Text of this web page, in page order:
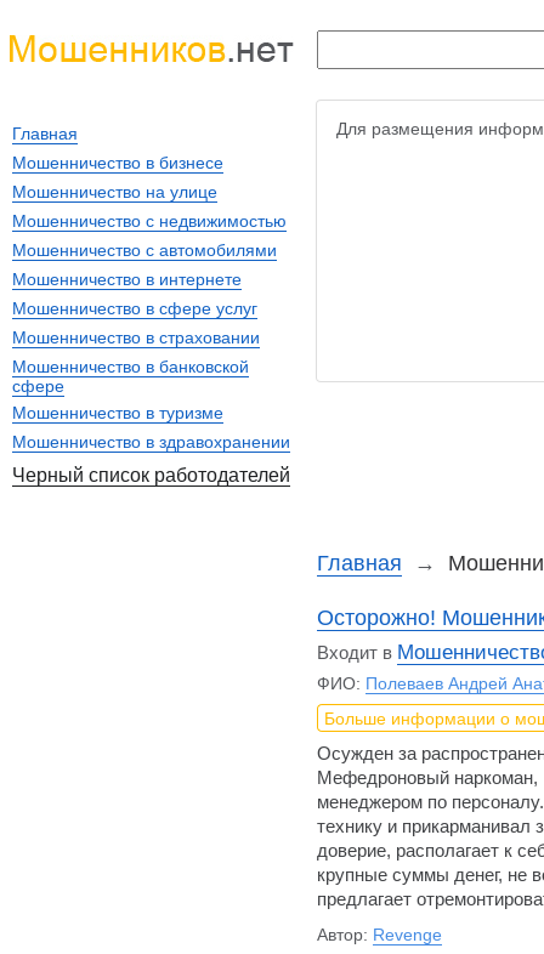
Для размещения
Главная →
Осторожно!
Входит в
ФИО: Полеваев Андрей
Больше информации о
Осужден за
Мефедроновый наркоман,
менеджером по
технику и прикарманивал
доверие, располагает к
крупные суммы денег, не
предлагает
Автор: Revenge
Главная
Мошенничество в бизнесе
Мошенничество на улице
Мошенничество с недвижимостью
Мошенничество с автомобилями
Мошенничество в интернете
Мошенничество в сфере услуг
Мошенничество в страховании
Мошенничество в банковской
сфере
Мошенничество в туризме
Мошенничество в здравохранении
Черный список работодателей